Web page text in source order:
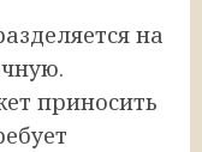
на
приносить